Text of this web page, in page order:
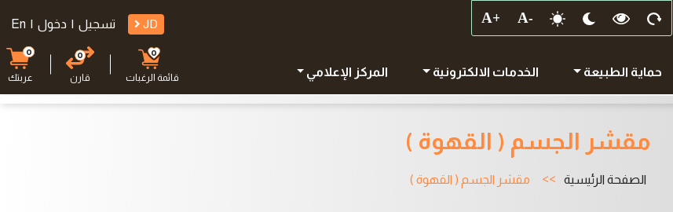
حماية الطبيعة الخدمات الالكترونية المركز الإعلامي
JD تسجيل | دخول |
En
0
قائمة الرغبات
0
قارن
0
عربتك
مقشر الجسم ( القهوة )
الصفحة الرئيسية مقشر الجسم ( القهوة )